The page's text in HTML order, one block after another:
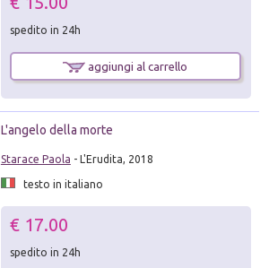
spedito in 24h
aggiungi al carrello
L'angelo della morte
Starace Paola - L'Erudita, 2018
testo in italiano
€ 17.00
spedito in 24h